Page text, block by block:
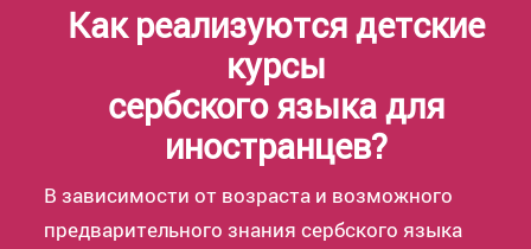
Как реализуются детские
курсы
сербского языка для
иностранцев?
В зависимости от возраста и возможного
предварительного знания сербского языка